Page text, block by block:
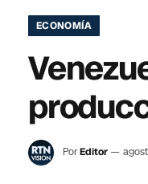
ECONOMÍA
PorEditor